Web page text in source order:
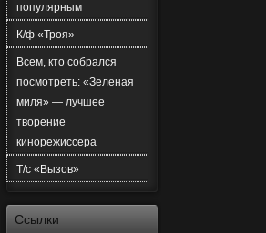
популярным
К/ф «Троя»
Всем, кто собрался
посмотреть: «Зеленая
миля» — лучшее
творение
кинорежиссера
Т/с «Вызов»
Ссылки